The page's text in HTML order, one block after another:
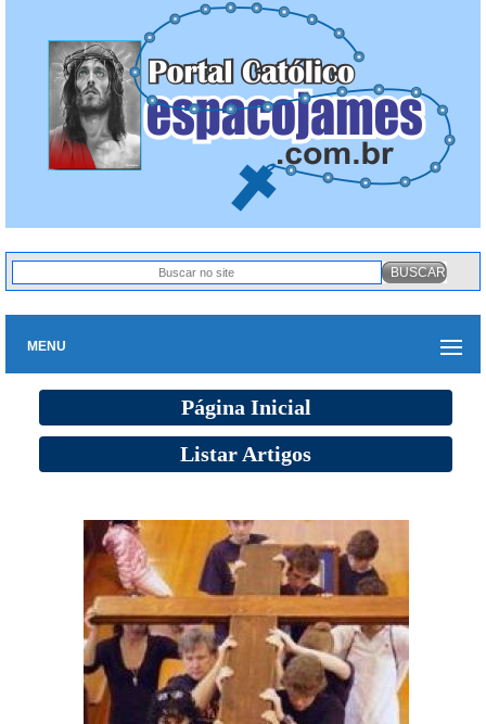
MENU
Página Inicial
Listar Artigos